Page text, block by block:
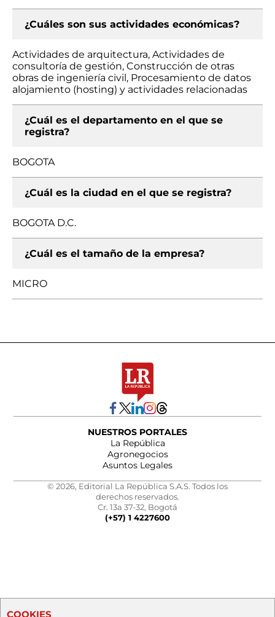
¿Cuáles son sus actividades económicas?
Actividades de arquitectura, Actividades de
consultoría de gestión, Construcción de otras
obras de ingeniería civil, Procesamiento de datos
alojamiento (hosting) y actividades relacionadas
¿Cuál es el departamento en el que se
registra?
BOGOTA
¿Cuál es la ciudad en el que se registra?
BOGOTA D.C.
¿Cuál es el tamaño de la empresa?
MICRO
NUESTROS PORTALES
La República
Agronegocios
Asuntos Legales
© 2026, Editorial La República S.A.S. Todos los
derechos reservados.
Cr. 13a 37-32, Bogotá
(+57) 1 4227600
COOKIES